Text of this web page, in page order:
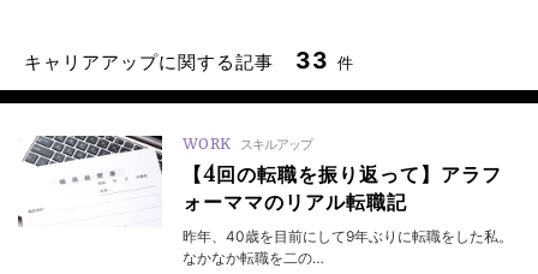
キャリアアップに関する記事 33 件
WORK スキルアップ
【4回の転職を振り返って】アラフ
ォーママのリアル転職記
昨年、40歳を目前にして9年ぶりに転職をした私。
なかなか転職を二の…